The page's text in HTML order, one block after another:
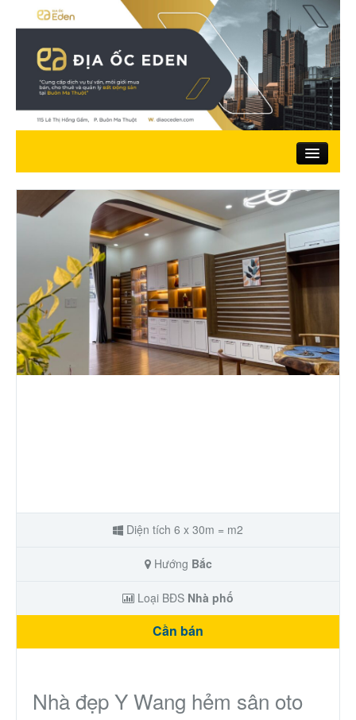
Trang chủ
Giới thiệu
Nhà đất bán
Đất ở
Nhà phố
Ecocity Premia
Diện tích 6 x 30m = m2
Hướng Bắc
Loại BĐS Nhà phố
Cần bán
Nhà đẹp Y Wang hẻm sân oto